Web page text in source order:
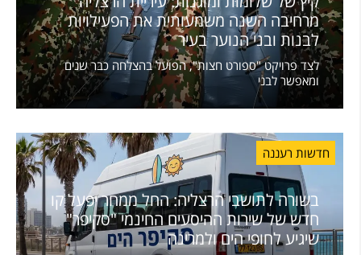
מרחיבה השנה משמעותית את הפעילויות
לבנות ובני הנוער בעיר
לצד פרויקט "ספורט חצות", הפועל בהצלחה כבר שנים
ומאפשר לבני
חדשות רעננה
בשורה לתושבי הרצליה: החל ממחר יפעל קו
חדש של שירות ההיסעים החינמי "סקיפר"
שיגיע לחופי הים ולמרינה